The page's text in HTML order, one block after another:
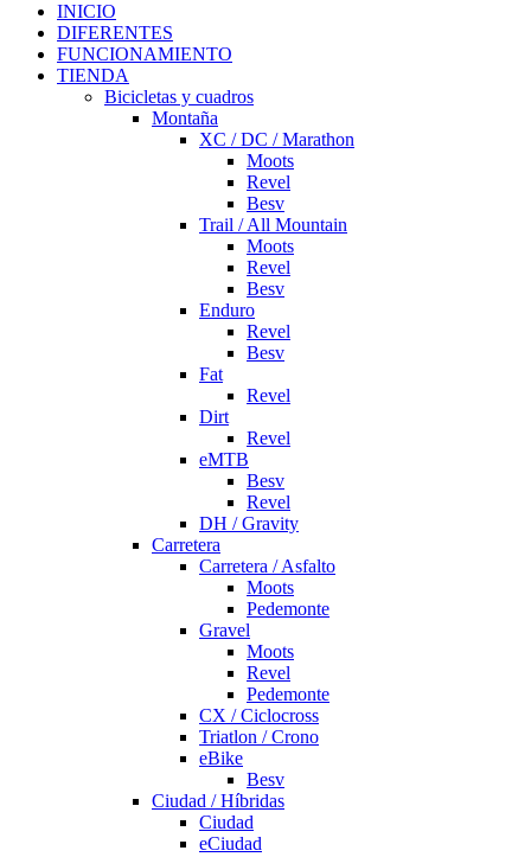
INICIO
DIFERENTES
FUNCIONAMIENTO
TIENDA
Bicicletas y cuadros
Montaña
XC / DC / Marathon
Moots
Revel
Besv
Trail / All Mountain
Moots
Revel
Besv
Enduro
Revel
Besv
Fat
Revel
Dirt
Revel
eMTB
Besv
Revel
DH / Gravity
Carretera
Carretera / Asfalto
Moots
Pedemonte
Gravel
Moots
Revel
Pedemonte
CX / Ciclocross
Triatlon / Crono
eBike
Besv
Ciudad / Híbridas
Ciudad
eCiudad